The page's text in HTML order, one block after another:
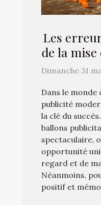
Les
de la mise
Dimanche 31
Dans le monde
publicité
la clé du
ballons
spectaculaire,
opportunité
regard et de
Néanmoins,
positif et